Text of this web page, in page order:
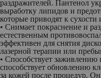
раздражителей. Пантенол
выработку липидов и
которые приводят к сухости
• Снимает покраснение и
естественным
эффективен для снятия
лазерной терапии или
• Способствует заживлению
способствует обновлению
за кожей после процедур.